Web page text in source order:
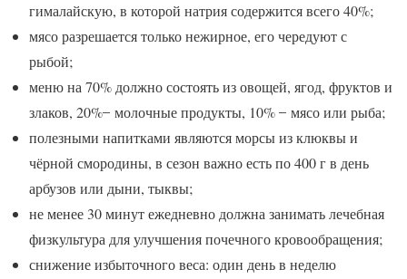
гималайскую, в которой натрия содержится всего 40%;
мясо разрешается только нежирное, его чередуют с
рыбой;
меню на 70% должно состоять из овощей, ягод, фруктов и
злаков, 20% ̶ молочные продукты, 10% ̶ мясо или рыба;
полезными напитками являются морсы из клюквы и
чёрной смородины, в сезон важно есть по 400 г в день
арбузов или дыни, тыквы;
не менее 30 минут ежедневно должна занимать лечебная
физкультура для улучшения почечного кровообращения;
снижение избыточного веса: один день в неделю